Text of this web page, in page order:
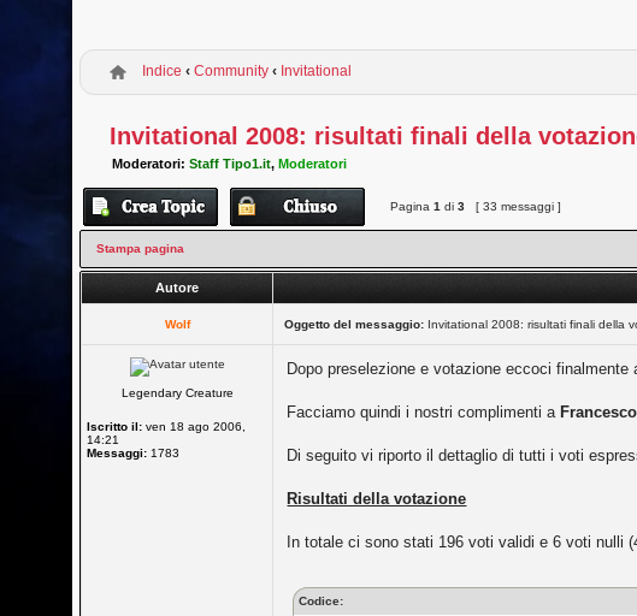
Indice ‹ Community ‹ Invitational
Invitational 2008: risultati finali della
Moderatori:Staff Tipo1.it,Moderatori
Pagina1 di3 [ 33 messaggi ]
Stampa pagina
Autore
Wolf Oggetto del messaggio: Invitational 2008: risultati finali della
Legendary Creature
Iscritto il: ven 18 ago 2006,
14:21
Messaggi: 1783
Dopo preselezione e votazione eccoci
Facciamo quindi i nostri complimenti a
Di seguito vi riporto il dettaglio di tutti i voti
Risultati della votazione
In totale ci sono stati 196 voti validi e 6 voti nulli
Codice: